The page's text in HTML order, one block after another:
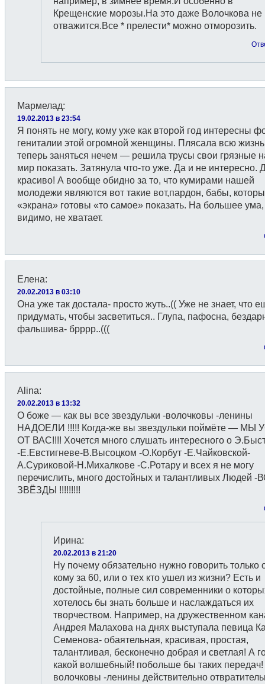
Крещенские морозы.На это даже Волочкова не
отважится.Все * прелести* можно отморозить.
Мармелад:
19.02.2013 в 23:54
Я понять не могу, кому уже как второй год интересны
гениталии этой огромной женщины. Плясала всю
теперь заняться нечем — решила трусы свои грязные
мир показать. Затянула что-то уже. Да и не интересно.
красиво! А вообще обидно за то, что кумирами нашей
молодежи являются вот такие вот,пардон, бабы,
«экрана» готовы «то самое» показать. На большее ума,
видимо, не хватает.
Елена:
20.02.2013 в 03:10
Она уже так достала- просто жуть..(( Уже не знает, что
придумать, чтобы засветиться.. Глупа, пафосна,
фальшива- брррр..(((
Alina:
20.02.2013 в 13:32
О боже — как вы все звездульки -волочковы -ленины
НАДОЕЛИ !!!!! Когда-же вы звездульки поймёте — МЫ
ОТ ВАС!!!! Хочется много слушать интересного о
-Е.Евстигневе-В.Высоцком -О.Корбут -Е.Чайковской-
А.Суриковой-Н.Михалкове -С.Ротару и всех я не могу
перечислить, много достойных и талантливых Людей
ЗВЁЗДЫ !!!!!!!!!
Ирина:
20.02.2013 в 21:20
Ну почему обязательно нужно говорить только
кому за 60, или о тех кто ушел из жизни? Есть и
достойные, полные сил современники о
хотелось бы знать больше и наслаждаться их
творчеством. Например, на дружественном
Андрея Малахова на днях выступала певица
Семенова- обаятельная, красивая, простая,
талантливая, бесконечно добрая и светлая! А
какой волшебный! побольше бы таких передач!
волочковы -ленины действительно